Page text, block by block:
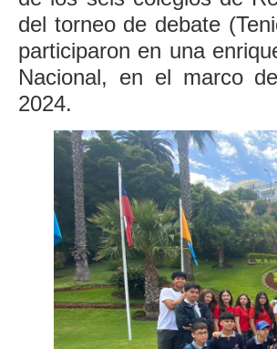
del torneo de debate
participaron en una
Nacional, en el marco
2024.